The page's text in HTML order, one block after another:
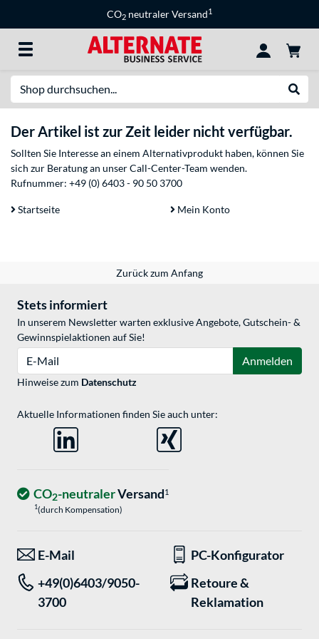
CO2 neutraler Versand1
Der Artikel ist zur Zeit leider nicht verfügbar.
Sollten Sie Interesse an einem Alternativprodukt haben, können Sie
sich zur Beratung an unser Call-Center-Team wenden.
Rufnummer: +49 (0) 6403 - 90 50 3700
Startseite Mein Konto
Zurück zum Anfang
Stets informiert
In unserem Newsletter warten exklusive Angebote, Gutschein- &
Gewinnspielaktionen auf Sie!
Anmelden
Hinweise zum Datenschutz
Aktuelle Informationen finden Sie auch unter:
CO2-neutralerVersand1
1(durch Kompensation)
E-Mail
PC-Konfigurator
+49(0)6403/9050-
3700
Retoure &
Reklamation